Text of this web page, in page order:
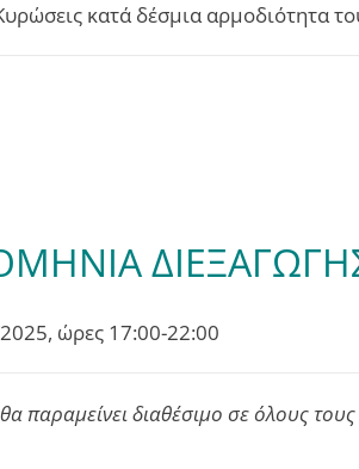
κατά δέσμια αρμοδιότητα
ώρες 17:00-22:00
παραμείνει διαθέσιμο σε όλους